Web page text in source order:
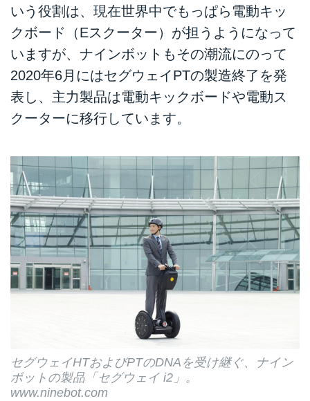
いう役割は、現在世界中でもっぱら電動キッ
クボード（Eスクーター）が担うようになって
いますが、ナインボットもその潮流にのって
2020年6月にはセグウェイPTの製造終了を発
表し、主力製品は電動キックボードや電動ス
クーターに移行しています。
セグウェイHTおよびPTのDNAを受け継ぐ、ナイン
ボットの製品「セグウェイ i2」。
www.ninebot.com